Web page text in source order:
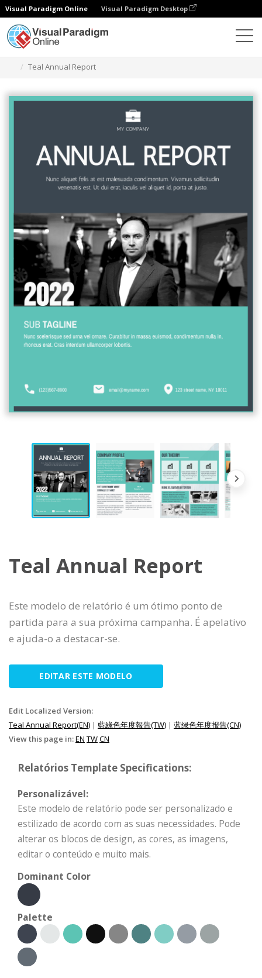
Visual Paradigm Online Visual Paradigm Desktop
Teal Annual Report
Teal Annual Report
Este modelo de relatório é um ótimo ponto de
partida para a sua próxima campanha. É apelativo
e ajuda-o a destacar-se.
EDITAR ESTE MODELO
Edit Localized Version:
Teal Annual Report(EN) | 藍綠色年度報告(TW) | 蓝绿色年度报告(CN)
View this page in:EN TWCN
Relatórios Template Specifications:
Personalizável:
Este modelo de relatório pode ser personalizado e
estilizado de acordo com as suas necessidades. Pode
alterar os blocos de design, as cores, as imagens,
editar o conteúdo e muito mais.
Dominant Color
Palette